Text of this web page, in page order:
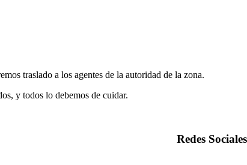
traslado a los agentes de la autoridad de la zona.
y todos lo debemos de cuidar.
Redes Sociales